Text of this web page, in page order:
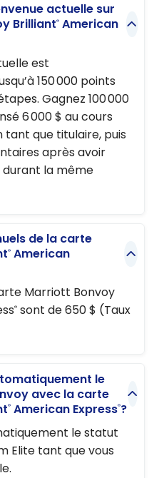
actuelle sur
Brilliant® American
est
150 000 points
Gagnez 100 000
6 000 $ au cours
tant que titulaire, puis
après avoir
durant la même
de la carte
® American
Marriott Bonvoy
® sont de 650 $ (Taux
le
avec la carte
® American Express®?
le statut
Elite tant que vous